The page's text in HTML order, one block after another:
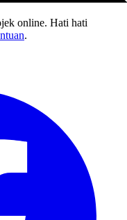
online. Hati hati
.